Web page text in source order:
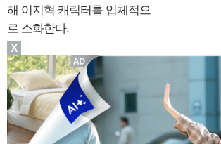
해 이지혁 캐릭터를 입체적으
로 소화한다.
X